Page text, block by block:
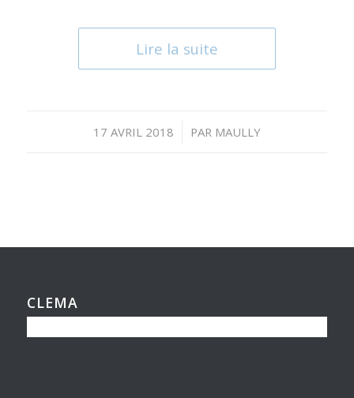
Lire la suite
17 AVRIL 2018
/ PAR MAULLY
CLEMA